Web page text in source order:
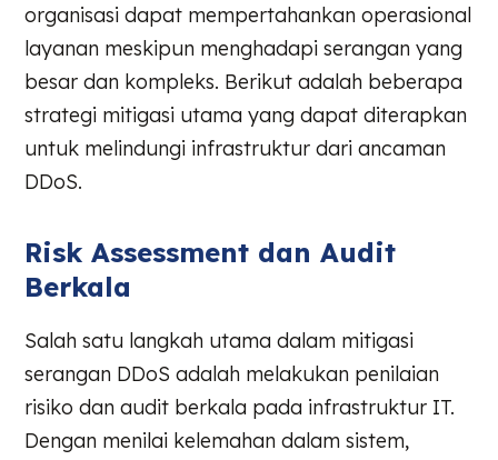
organisasi dapat mempertahankan operasional
layanan meskipun menghadapi serangan yang
besar dan kompleks. Berikut adalah beberapa
strategi mitigasi utama yang dapat diterapkan
untuk melindungi infrastruktur dari ancaman
DDoS.
Risk Assessment dan Audit
Berkala
Salah satu langkah utama dalam mitigasi
serangan DDoS adalah melakukan penilaian
risiko dan audit berkala pada infrastruktur IT.
Dengan menilai kelemahan dalam sistem,